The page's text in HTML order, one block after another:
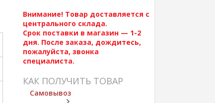
Внимание! Товар доставляется с
центрального склада.
Срок поставки в магазин — 1-2
дня. После заказа, дождитесь,
пожалуйста, звонка
специалиста.
КАК ПОЛУЧИТЬ ТОВАР
Самовывоз